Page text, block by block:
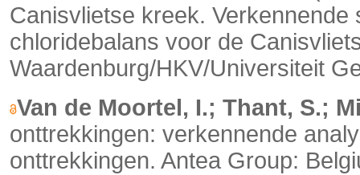
Canisvlietse kreek.
chloridebalans voor de
Waardenburg/HKV/Universiteit
Van de Moortel, I.; Thant, S.;
onttrekkingen: verkennende
onttrekkingen. Antea Group: